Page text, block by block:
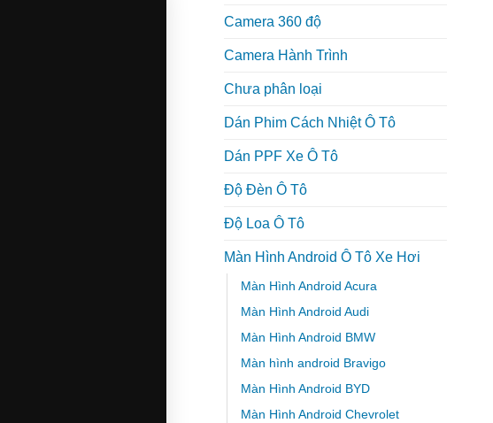
Camera 360 độ
Camera Hành Trình
Chưa phân loại
Dán Phim Cách Nhiệt Ô Tô
Dán PPF Xe Ô Tô
Độ Đèn Ô Tô
Độ Loa Ô Tô
Màn Hình Android Ô Tô Xe Hơi
Màn Hình Android Acura
Màn Hình Android Audi
Màn Hình Android BMW
Màn hình android Bravigo
Màn Hình Android BYD
Màn Hình Android Chevrolet